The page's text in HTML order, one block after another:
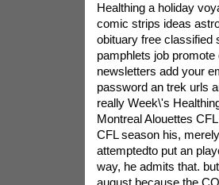
Healthing a holiday
comic strips ideas
obituary free classified
pamphlets job
newsletters add your
password an trek urls
really Week\'s
Montreal Alouettes
CFL season his,
attemptedto put an
way, he admits that.
august because the